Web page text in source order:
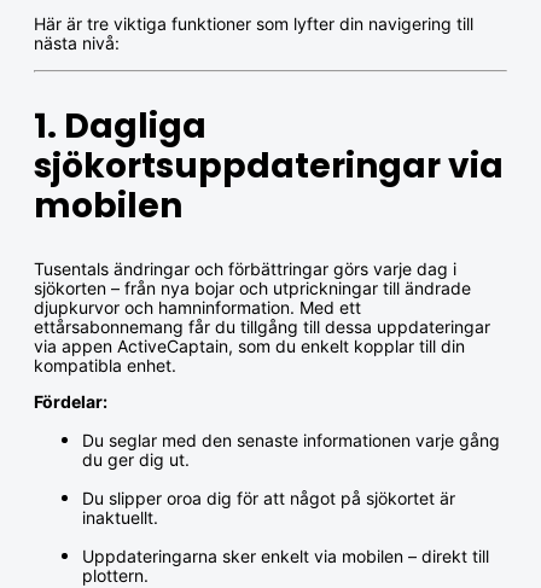
Här är tre viktiga funktioner som lyfter din navigering till
nästa nivå:
1. Dagliga
sjökortsuppdateringar via
mobilen
Tusentals ändringar och förbättringar görs varje dag i
sjökorten – från nya bojar och utprickningar till ändrade
djupkurvor och hamninformation. Med ett
ettårsabonnemang får du tillgång till dessa uppdateringar
via appen ActiveCaptain, som du enkelt kopplar till din
kompatibla enhet.
Fördelar:
Du seglar med den senaste informationen varje gång
du ger dig ut.
Du slipper oroa dig för att något på sjökortet är
inaktuellt.
Uppdateringarna sker enkelt via mobilen – direkt till
plottern.